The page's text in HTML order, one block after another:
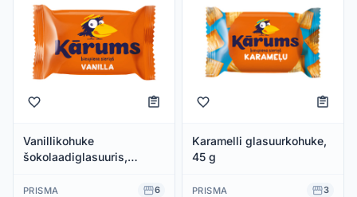
Vanillikohuke
šokolaadiglasuuris,
PRISMA 6
Karamelli glasuurkohuke,
45 g
PRISMA 3